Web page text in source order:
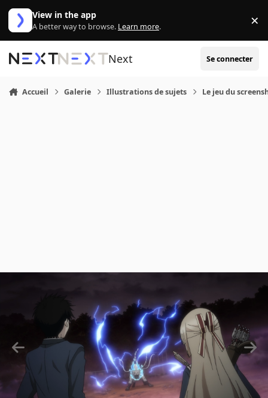
Aller au contenu
View in the app
A better way to browse. Learn more. ×
Next Se connecter
Accueil Galerie Illustrations de sujets Le jeu du